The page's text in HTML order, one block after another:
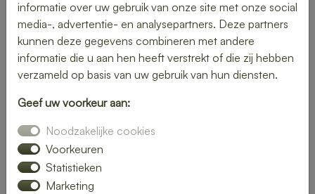
Smaakvolle lunch bezorgen in
Epe
lunch bezorgservice in Epe en geniet van heerlijke
gerechten die met liefde zijn bereid. Van knapperige
broodjes tot voedzame salades – wij bezorgen het
rechtstreeks bij jou thuis of op kantoor.
Met een gevarieerd menu is er altijd een lunch die bij jouw
informatie over uw gebruik van onze site met onze social
media-, advertentie- en analysepartners. Deze partners
kunnen deze gegevens combineren met andere
informatie die u aan hen heeft verstrekt of die zij hebben
verzameld op basis van uw gebruik van hun diensten.
Geef uw voorkeur aan:
Noodzakelijke cookies
Voorkeuren
Statistieken
Marketing